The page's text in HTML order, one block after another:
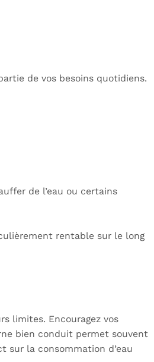
de vos besoins quotidiens.
de l’eau ou certains
rentable sur le long
limites. Encouragez vos
bien conduit permet souvent
la consommation d’eau